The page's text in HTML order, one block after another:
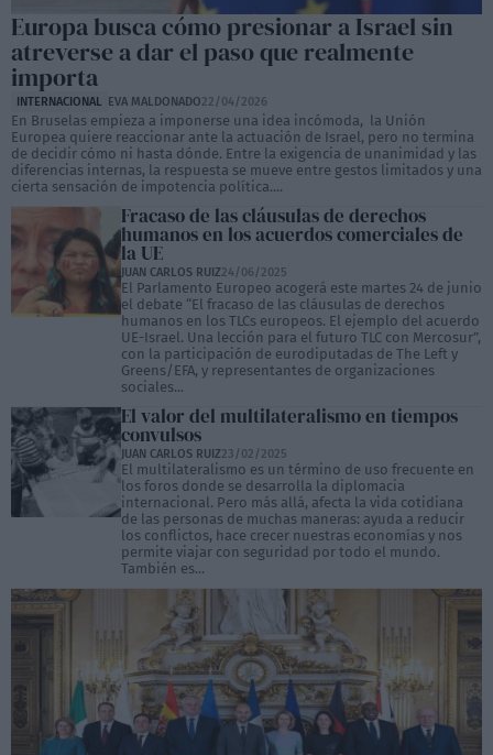
Europa busca cómo presionar a Israel sin
atreverse a dar el paso que realmente
importa
INTERNACIONAL EVA MALDONADO22/04/2026
En Bruselas empieza a imponerse una idea incómoda, la Unión
Europea quiere reaccionar ante la actuación de Israel, pero no termina
de decidir cómo ni hasta dónde. Entre la exigencia de unanimidad y las
diferencias internas, la respuesta se mueve entre gestos limitados y una
cierta sensación de impotencia política....
Fracaso de las cláusulas de derechos
humanos en los acuerdos comerciales de
la UE
JUAN CARLOS RUIZ24/06/2025
El Parlamento Europeo acogerá este martes 24 de junio
el debate “El fracaso de las cláusulas de derechos
humanos en los TLCs europeos. El ejemplo del acuerdo
UE-Israel. Una lección para el futuro TLC con Mercosur”,
con la participación de eurodiputadas de The Left y
Greens/EFA, y representantes de organizaciones
sociales...
El valor del multilateralismo en tiempos
convulsos
JUAN CARLOS RUIZ23/02/2025
El multilateralismo es un término de uso frecuente en
los foros donde se desarrolla la diplomacia
internacional. Pero más allá, afecta la vida cotidiana
de las personas de muchas maneras: ayuda a reducir
los conflictos, hace crecer nuestras economías y nos
permite viajar con seguridad por todo el mundo.
También es...